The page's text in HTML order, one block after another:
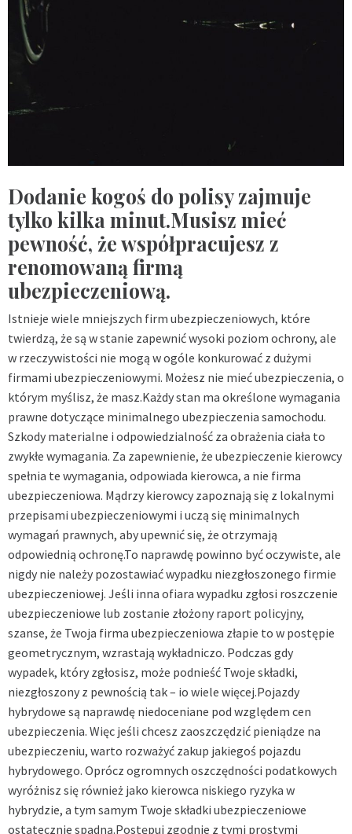
Dodanie kogoś do polisy zajmuje
tylko kilka minut.Musisz mieć
pewność, że współpracujesz z
renomowaną firmą
ubezpieczeniową.
Istnieje wiele mniejszych firm ubezpieczeniowych, które
twierdzą, że są w stanie zapewnić wysoki poziom ochrony, ale
w rzeczywistości nie mogą w ogóle konkurować z dużymi
firmami ubezpieczeniowymi. Możesz nie mieć ubezpieczenia, o
którym myślisz, że masz.Każdy stan ma określone wymagania
prawne dotyczące minimalnego ubezpieczenia samochodu.
Szkody materialne i odpowiedzialność za obrażenia ciała to
zwykłe wymagania. Za zapewnienie, że ubezpieczenie kierowcy
spełnia te wymagania, odpowiada kierowca, a nie firma
ubezpieczeniowa. Mądrzy kierowcy zapoznają się z lokalnymi
przepisami ubezpieczeniowymi i uczą się minimalnych
wymagań prawnych, aby upewnić się, że otrzymają
odpowiednią ochronę.To naprawdę powinno być oczywiste, ale
nigdy nie należy pozostawiać wypadku niezgłoszonego firmie
ubezpieczeniowej. Jeśli inna ofiara wypadku zgłosi roszczenie
ubezpieczeniowe lub zostanie złożony raport policyjny,
szanse, że Twoja firma ubezpieczeniowa złapie to w postępie
geometrycznym, wzrastają wykładniczo. Podczas gdy
wypadek, który zgłosisz, może podnieść Twoje składki,
niezgłoszony z pewnością tak – io wiele więcej.Pojazdy
hybrydowe są naprawdę niedoceniane pod względem cen
ubezpieczenia. Więc jeśli chcesz zaoszczędzić pieniądze na
ubezpieczeniu, warto rozważyć zakup jakiegoś pojazdu
hybrydowego. Oprócz ogromnych oszczędności podatkowych
wyróżnisz się również jako kierowca niskiego ryzyka w
hybrydzie, a tym samym Twoje składki ubezpieczeniowe
ostatecznie spadną.Postępuj zgodnie z tymi prostymi